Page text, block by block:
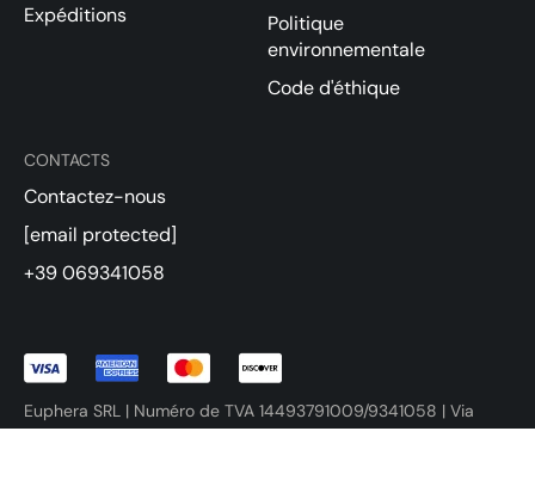
CONTACTS
Contactez-nous
[email protected]
+39 069341058
Expéditions
Politique
environnementale
Code d'éthique
Euphera SRL | Numéro de TVA 14493791009/9341058 | Via